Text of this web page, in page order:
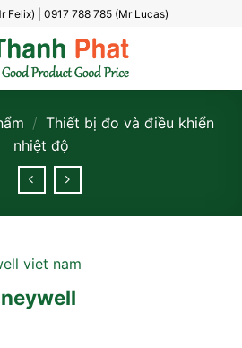
Felix) | 0917 788 785 (Mr Lucas)
/ Thiết bị đo và điều khiển
nhiệt độ